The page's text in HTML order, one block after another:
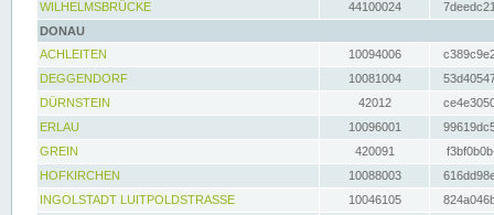
WILHELMSBRÜCKE
44100024
DONAU
ACHLEITEN
10094006
DEGGENDORF
10081004
DÜRNSTEIN
42012
ERLAU
10096001
GREIN
420091
HOFKIRCHEN
10088003
INGOLSTADT LUITPOLDSTRASSE
10046105